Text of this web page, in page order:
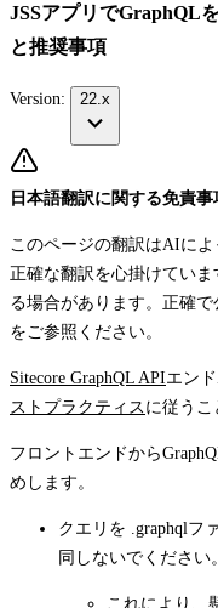
JSSアプリでGraphQL
と推奨事項
Version: 22.x
日本語翻訳に関する免責事
このページの翻訳はAIに
正確な翻訳を心掛けてい
る場合があります。正確
をご参照ください。
Sitecore GraphQL APIエン
ストプラクティス に従うこ
フロントエンドから
めします。
クエリを .graphql フ
同しないでください。
これにより、